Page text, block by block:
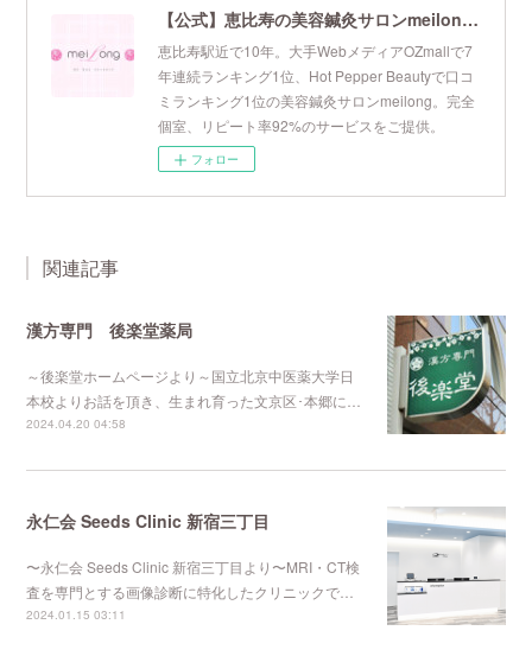
【公式】恵比寿の美容鍼灸サロンmeilong｜ツボを押さえた針・お灸の治療で美容と健康を叶えます
恵比寿駅近で10年。大手WebメディアOZmallで7
年連続ランキング1位、Hot Pepper Beautyで口コ
ミランキング1位の美容鍼灸サロンmeilong。完全
個室、リピート率92%のサービスをご提供。
フォロー
関連記事
漢方専門 後楽堂薬局
～後楽堂ホームページより～国立北京中医薬大学日
本校よりお話を頂き、生まれ育った文京区･本郷に…
2024.04.20 04:58
永仁会 Seeds Clinic 新宿三丁目
〜永仁会 Seeds Clinic 新宿三丁目より〜MRI・CT検
査を専門とする画像診断に特化したクリニックで…
2024.01.15 03:11